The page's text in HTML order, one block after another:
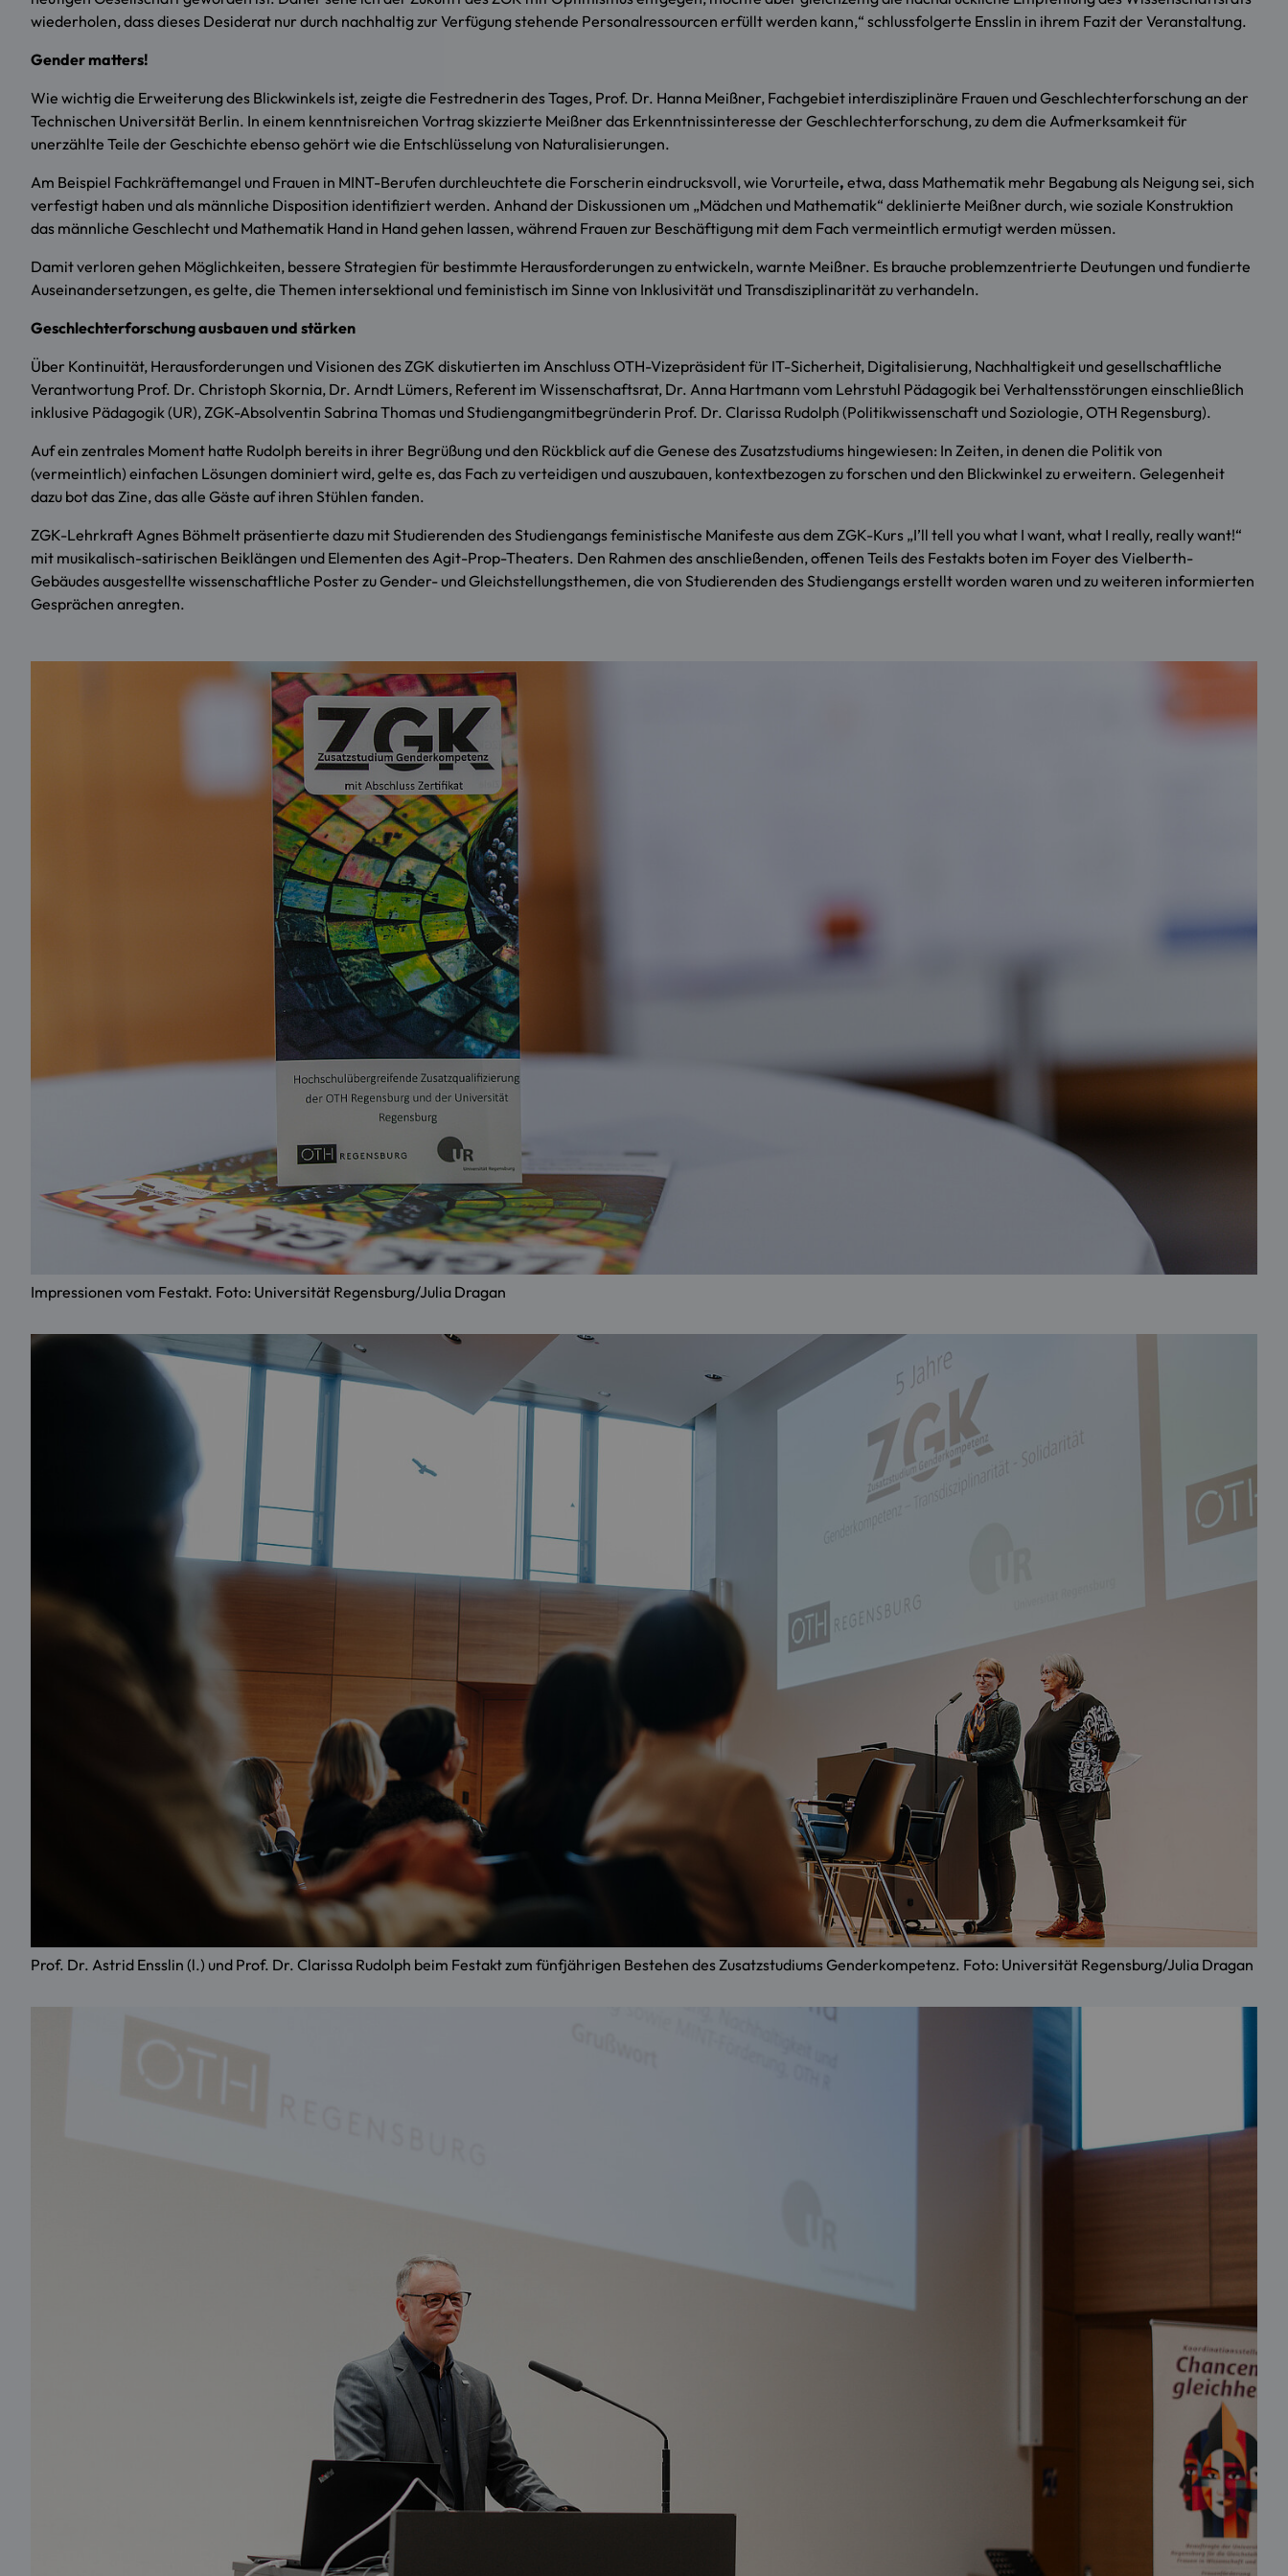
wiederholen, dass dieses Desiderat nur durch nachhaltig zur Verfügung stehende Personalressourcen erfüllt werden kann,“ schlussfolgerte Ensslin in ihrem Fazit der Veranstaltung.
Gender matters!
Wie wichtig die Erweiterung des Blickwinkels ist, zeigte die Festrednerin des Tages, Prof. Dr. Hanna Meißner, Fachgebiet interdisziplinäre Frauen und Geschlechterforschung an der
Technischen Universität Berlin. In einem kenntnisreichen Vortrag skizzierte Meißner das Erkenntnissinteresse der Geschlechterforschung, zu dem die Aufmerksamkeit für
unerzählte Teile der Geschichte ebenso gehört wie die Entschlüsselung von Naturalisierungen.
Am Beispiel Fachkräftemangel und Frauen in MINT-Berufen durchleuchtete die Forscherin eindrucksvoll, wie Vorurteile, etwa, dass Mathematik mehr Begabung als Neigung sei, sich
verfestigt haben und als männliche Disposition identifiziert werden. Anhand der Diskussionen um „Mädchen und Mathematik“ deklinierte Meißner durch, wie soziale Konstruktion
das männliche Geschlecht und Mathematik Hand in Hand gehen lassen, während Frauen zur Beschäftigung mit dem Fach vermeintlich ermutigt werden müssen.
Damit verloren gehen Möglichkeiten, bessere Strategien für bestimmte Herausforderungen zu entwickeln, warnte Meißner. Es brauche problemzentrierte Deutungen und fundierte
Auseinandersetzungen, es gelte, die Themen intersektional und feministisch im Sinne von Inklusivität und Transdisziplinarität zu verhandeln.
Geschlechterforschung ausbauen und stärken
Über Kontinuität, Herausforderungen und Visionen des ZGK diskutierten im Anschluss OTH-Vizepräsident für IT-Sicherheit, Digitalisierung, Nachhaltigkeit und gesellschaftliche
Verantwortung Prof. Dr. Christoph Skornia, Dr. Arndt Lümers, Referent im Wissenschaftsrat, Dr. Anna Hartmann vom Lehrstuhl Pädagogik bei Verhaltensstörungen einschließlich
inklusive Pädagogik (UR), ZGK-Absolventin Sabrina Thomas und Studiengangmitbegründerin Prof. Dr. Clarissa Rudolph (Politikwissenschaft und Soziologie, OTH Regensburg).
Auf ein zentrales Moment hatte Rudolph bereits in ihrer Begrüßung und den Rückblick auf die Genese des Zusatzstudiums hingewiesen: In Zeiten, in denen die Politik von
(vermeintlich) einfachen Lösungen dominiert wird, gelte es, das Fach zu verteidigen und auszubauen, kontextbezogen zu forschen und den Blickwinkel zu erweitern. Gelegenheit
dazu bot das Zine, das alle Gäste auf ihren Stühlen fanden.
ZGK-Lehrkraft Agnes Böhmelt präsentierte dazu mit Studierenden des Studiengangs feministische Manifeste aus dem ZGK-Kurs „I’ll tell you what I want, what I really, really want!“
mit musikalisch-satirischen Beiklängen und Elementen des Agit-Prop-Theaters. Den Rahmen des anschließenden, offenen Teils des Festakts boten im Foyer des Vielberth-
Gebäudes ausgestellte wissenschaftliche Poster zu Gender- und Gleichstellungsthemen, die von Studierenden des Studiengangs erstellt worden waren und zu weiteren informierten
Gesprächen anregten.
Impressionen vom Festakt. Foto: Universität Regensburg/Julia Dragan
Prof. Dr. Astrid Ensslin (l.) und Prof. Dr. Clarissa Rudolph beim Festakt zum fünfjährigen Bestehen des Zusatzstudiums Genderkompetenz. Foto: Universität Regensburg/Julia Dragan